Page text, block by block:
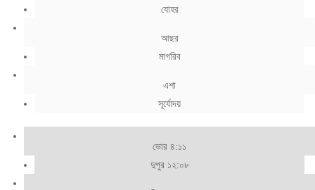
যোহর
আছর
মাগরিব
এশা
সূর্যোদয়
ভোর ৪:১১
দুপুর ১২:০৮